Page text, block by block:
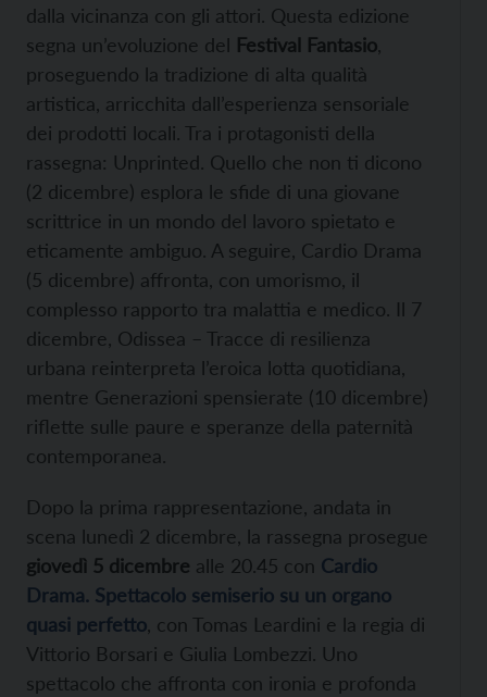
dalla vicinanza con gli attori. Questa edizione
segna un’evoluzione del Festival Fantasio
proseguendo la tradizione di alta qualità
artistica, arricchita dall’esperienza sensoriale
dei prodotti locali. Tra i protagonisti della
rassegna: Unprinted. Quello che non ti dicono
(2 dicembre) esplora le sfide di una giovane
scrittrice in un mondo del lavoro spietato e
eticamente ambiguo. A seguire, Cardio Drama
(5 dicembre) affronta, con umorismo, il
complesso rapporto tra malattia e medico. Il 7
dicembre, Odissea – Tracce di resilienza
urbana reinterpreta l’eroica lotta quotidiana,
mentre Generazioni spensierate (10 dicembre)
riflette sulle paure e speranze della paternità
contemporanea.
Dopo la prima rappresentazione, andata in
scena lunedì 2 dicembre, la rassegna prosegue
giovedì 5 dicembre alle 20.45 con Cardio
Drama. Spettacolo semiserio su un organo
quasi perfetto , con Tomas Leardini e la regia di
Vittorio Borsari e Giulia Lombezzi. Uno
spettacolo che affronta con ironia e profonda